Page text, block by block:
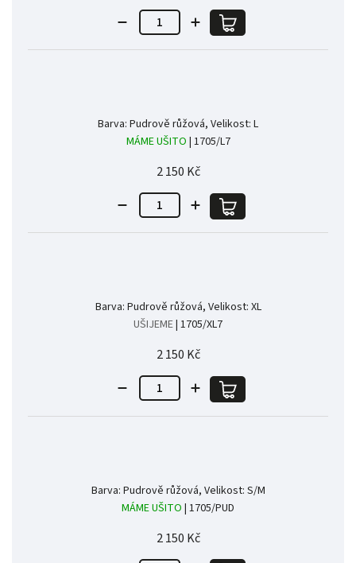
Barva: Pudrově růžová, Velikost: L
MÁME UŠITO | 1705/L7
2 150 Kč
Barva: Pudrově růžová, Velikost: XL
UŠIJEME| 1705/XL7
2 150 Kč
Barva: Pudrově růžová, Velikost: S/M
MÁME UŠITO | 1705/PUD
2 150 Kč